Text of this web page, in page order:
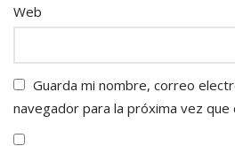
Web
Guarda mi nombre, correo
navegador para la próxima vez que